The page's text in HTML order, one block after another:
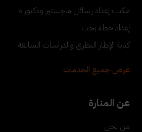
مكتب إعداد رسائل ماجستير ودكتوراه
إعداد خطة بحث
كتابة الإطار النظري والدراسات السابقة
عرض جميع الخدمات
عن المنارة
من نحن